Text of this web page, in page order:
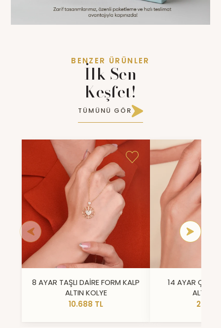
BENZER ÜRÜNLER
İlk Sen
Keşfet!
TÜMÜNÜ GÖR
8 AYAR TAŞLI DAİRE FORM KALP
ALTIN KOLYE
10.688 TL
14 AYAR ÇİFT
ALTIN